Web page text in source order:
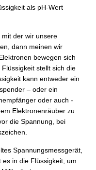
als pH-Wert
der wir unsere
dann meinen wir
bewegen sich
stellt sich die
kann entweder ein
– oder ein
oder auch -
Elektronenräuber zu
die Spannung, bei
Spannungsmessgerät,
in die Flüssigkeit, um